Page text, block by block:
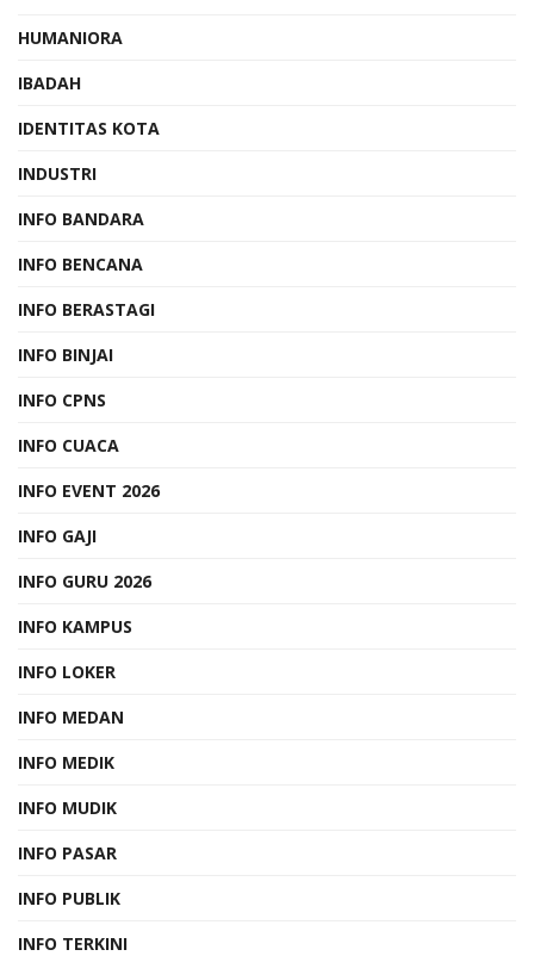
HUMANIORA
IBADAH
IDENTITAS KOTA
INDUSTRI
INFO BANDARA
INFO BENCANA
INFO BERASTAGI
INFO BINJAI
INFO CPNS
INFO CUACA
INFO EVENT 2026
INFO GAJI
INFO GURU 2026
INFO KAMPUS
INFO LOKER
INFO MEDAN
INFO MEDIK
INFO MUDIK
INFO PASAR
INFO PUBLIK
INFO TERKINI